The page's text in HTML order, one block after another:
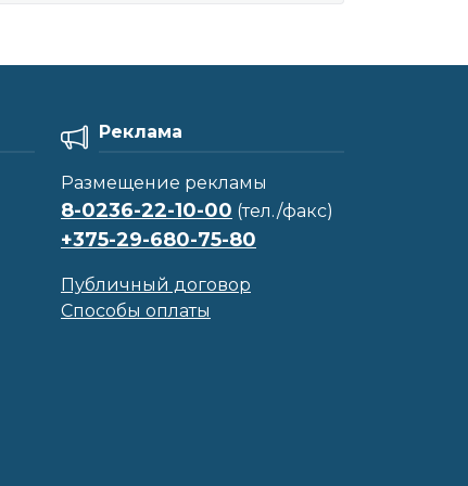
Реклама
Размещение рекламы
8-0236-22-10-00 (тел./факс)
+375-29-680-75-80
Публичный договор
Способы оплаты